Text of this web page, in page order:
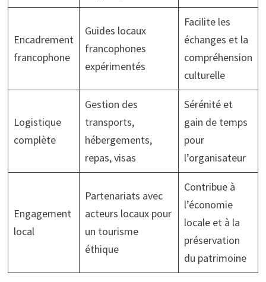
Encadrement
francophone
Guides locaux
francophones
expérimentés
Facilite les
échanges et la
compréhension
culturelle
Logistique
complète
Gestion des
transports,
hébergements,
repas, visas
Sérénité et
gain de temps
pour
l’organisateur
Engagement
local
Partenariats avec
acteurs locaux pour
un tourisme
éthique
Contribue à
l’économie
locale et à la
préservation
du patrimoine